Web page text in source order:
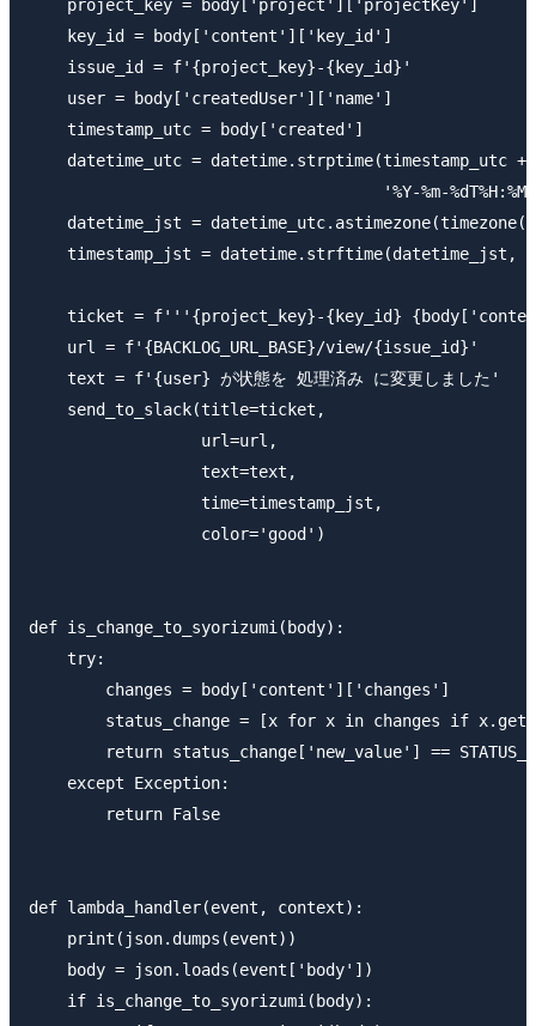
    project_key = body['project']['projectKey']
    key_id = body['content']['key_id']
    issue_id = f'{project_key}-{key_id}'
    user = body['createdUser']['name']
    timestamp_utc = body['created']
datetime_utc = datetime.strptime(timestamp_utc +
'%Y-%m-
datetime_jst =
timestamp_jst = datetime.strftime(datetime_jst,
ticket = f'''{project_key}-{key_id}
    url = f'{BACKLOG_URL_BASE}/view/{issue_id}'
    text = f'{user} が状態を 処理済み に変更しました'
    send_to_slack(title=ticket,
                  url=url,
                  text=text,
                  time=timestamp_jst,
                  color='good')
def is_change_to_syorizumi(body):
    try:
        changes = body['content']['changes']
status_change = [x for x in changes if
return status_change['new_value'] ==
    except Exception:
        return False
def lambda_handler(event, context):
    print(json.dumps(event))
    body = json.loads(event['body'])
    if is_change_to_syorizumi(body):